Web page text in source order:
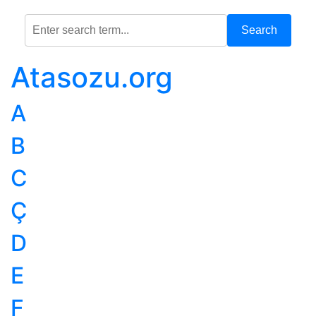
Search
Atasozu.org
A
B
C
Ç
D
E
F